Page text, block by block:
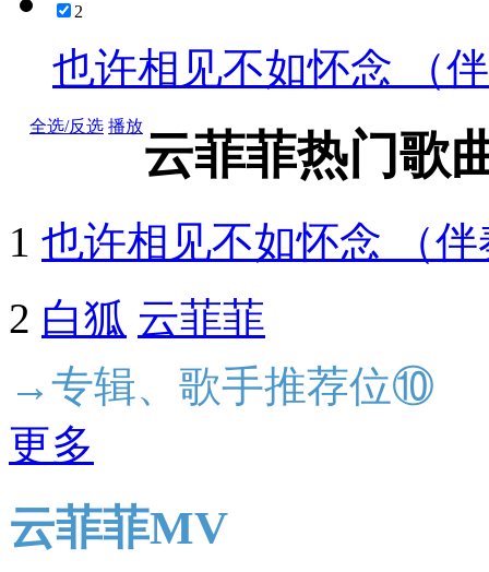
2
也许相见不如怀念 （
全选/反选 播放
云菲菲热门歌
1 也许相见不如怀念 （伴
2 白狐 云菲菲
→专辑、歌手推荐位⑩
更多
云菲菲MV